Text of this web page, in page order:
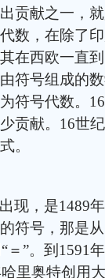
贡献之一，
数，在除了
在西欧一直
符号组成的
符号代数。
贡献。16世
。
现，是1489
符号，那是
＝”。到1591
里奥特创用